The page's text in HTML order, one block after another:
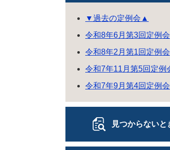
▼過去の定例会▲
令和8年6月第3回定例会
令和8年2月第1回定例会
令和7年11月第5回定例
令和7年9月第4回定例会
見つからないと